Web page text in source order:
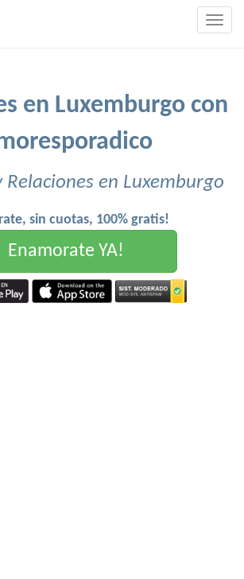
en Luxemburgo con
Relaciones en Luxemburgo
sin cuotas, 100% gratis!
Enamorate YA!